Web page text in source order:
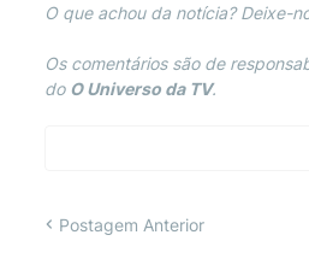
O que achou da notícia? Deixe-
Os comentários são de
do O Universo da TV.
Postagem Anterior